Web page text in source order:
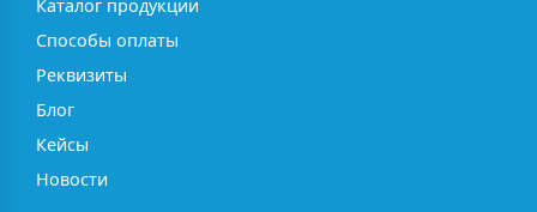
Каталог продукции
Способы оплаты
Реквизиты
Блог
Кейсы
Новости